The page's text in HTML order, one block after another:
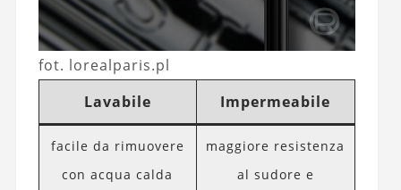
fot. lorealparis.pl
Lavabile
Impermeabile
facile da rimuovere
con acqua calda
maggiore resistenza
al sudore e